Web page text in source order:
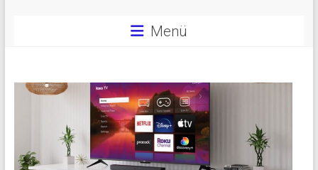
Alanlar
TV
Menü